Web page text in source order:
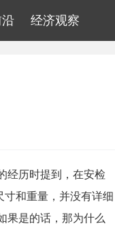
经济观察
经历时提到，在安检
和重量，并没有详细
果是的话，那为什么